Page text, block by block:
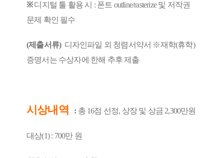
※디지털 툴 활용 시 : 폰트 outline/rasterize 및 저작권
문제 확인 필수
(제출서류) 디자인파일 외 청렴서약서 ※재학(휴학)
증명서는 수상자에 한해 추후 제출
시상내역 : 총 16점 선정, 상장 및 상금 2,300만원
대상(1) : 700만 원